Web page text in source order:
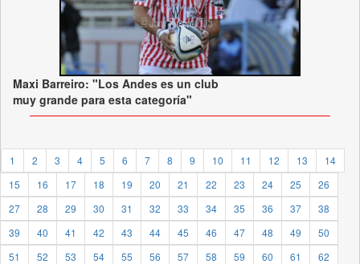
Maxi Barreiro: "Los Andes es un club
muy grande para esta categoría"
1 2 3 4 5 6 7 8 9 10 11 12 13
14
15
16 17 18 19 20 21 22 23 24 25
26
27
28 29 30 31 32 33 34 35 36 37
38
39
40 41 42 43 44 45 46 47 48 49
50
51
52 53 54 55 56 57 58 59 60 61
62